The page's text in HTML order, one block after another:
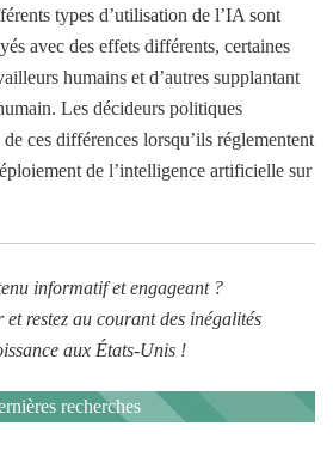
types d’utilisation de l’IA sont
avec des effets différents, certaines
humains et d’autres supplantant
Les décideurs politiques
ces différences lorsqu’ils réglementent
de l’intelligence artificielle sur
informatif et engageant ?
et restez au courant des inégalités
aux États-Unis !
recherches